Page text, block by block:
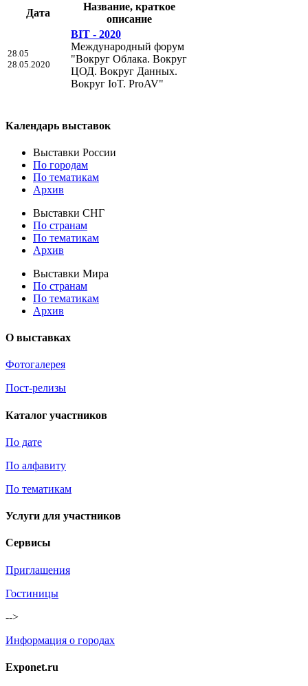
Дата
Название, краткое
описание
28.05
28.05.2020
BIT - 2020
Международный форум
"Вокруг Облака. Вокруг
ЦОД. Вокруг Данных.
Вокруг IoT. ProAV"
Календарь выставок
Выставки России
По городам
По тематикам
Архив
Выставки СНГ
По странам
По тематикам
Архив
Выставки Мира
По странам
По тематикам
Архив
О выставках
Фотогалерея
Пост-релизы
Каталог участников
По дате
По алфавиту
По тематикам
Услуги для участников
Сервисы
Приглашения
Гостиницы
-->
Информация о городах
Exponet.ru